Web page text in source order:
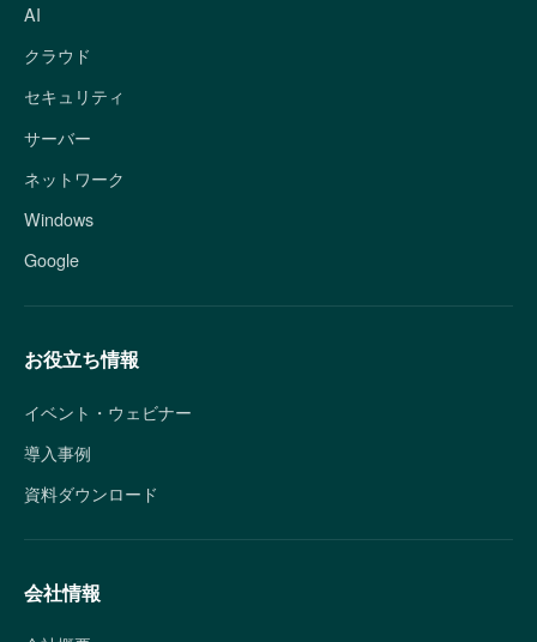
AI
クラウド
セキュリティ
サーバー
ネットワーク
Windows
Google
お役立ち情報
イベント・ウェビナー
導入事例
資料ダウンロード
会社情報